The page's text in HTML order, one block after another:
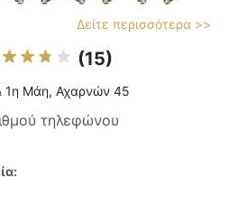
Δείτε περισσότερα >>
(15)
1η Μάη, Αχαρνών 45
τηλεφώνου